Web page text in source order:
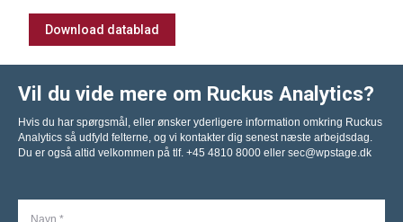
Download datablad
Vil du vide mere om Ruckus Analytics?
Hvis du har spørgsmål, eller ønsker yderligere information omkring Ruckus
Analytics så udfyld felterne, og vi kontakter dig senest næste arbejdsdag.
Du er også altid velkommen på tlf. +45 4810 8000 eller sec@wpstage.dk